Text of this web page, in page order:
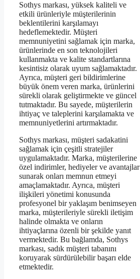
Sothys markası, yüksek kaliteli ve
etkili ürünleriyle müşterilerinin
beklentilerini karşılamayı
hedeflemektedir. Müşteri
memnuniyetini sağlamak için marka,
ürünlerinde en son teknolojileri
kullanmakta ve kalite standartlarına
kesintisiz olarak uyum sağlamaktadır.
Ayrıca, müşteri geri bildirimlerine
büyük önem veren marka, ürünlerini
sürekli olarak geliştirmekte ve güncel
tutmaktadır. Bu sayede, müşterilerin
ihtiyaç ve taleplerini karşılamakta ve
memnuniyetlerini artırmaktadır.
Sothys markası, müşteri sadakatini
sağlamak için çeşitli stratejiler
uygulamaktadır. Marka, müşterilerine
özel indirimler, hediyeler ve avantajlar
sunarak onları memnun etmeyi
amaçlamaktadır. Ayrıca, müşteri
ilişkileri yönetimi konusunda
profesyonel bir yaklaşım benimseyen
marka, müşterileriyle sürekli iletişim
halinde olmakta ve onların
ihtiyaçlarına özenli bir şekilde yanıt
vermektedir. Bu bağlamda, Sothys
markası, sadık müşteri tabanını
koruyarak sürdürülebilir başarı elde
etmektedir.